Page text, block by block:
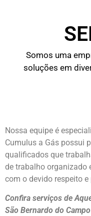
Somos uma
soluções em
Nossa equipe é
Cumulus a Gás possui
qualificados que
de trabalho organizado
com o devido respeito
Confira serviços de
São Bernardo do Campo